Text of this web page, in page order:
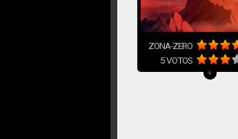
ZONA-ZERO
5VOTOS
+